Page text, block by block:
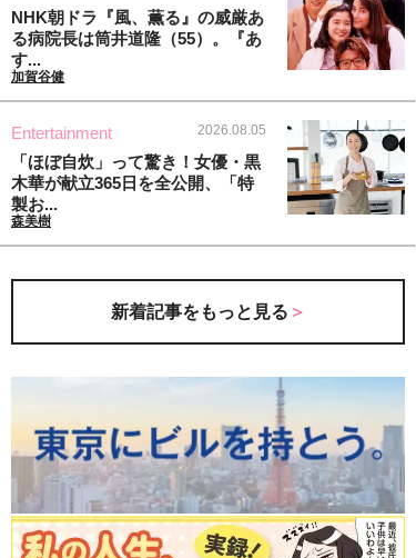
NHK朝ドラ『風、薫る』の威厳あ
る病院長は筒井道隆（55）。『あ
す...
加賀谷健
Entertainment 2026.08.05
「ほぼ自炊」って驚き！女優・黒
木華が献立365日を全公開、「特
製お...
森美樹
新着記事をもっと見る